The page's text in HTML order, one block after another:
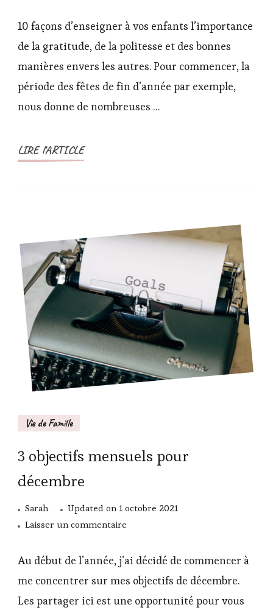
façons
d’enseigner
vos
enfants
l’importance
des
envers
les
autres.
10 façons d’enseigner à vos enfants l’importance
de la gratitude, de la politesse et des bonnes
manières envers les autres. Pour commencer, la
période des fêtes de fin d’année par exemple,
nous donne de nombreuses …
LIRE l'ARTICLE
Vie de Famille
3 objectifs mensuels pour
décembre
Sarah Updated on1 octobre 2021
Laisser un commentaire
objectifs
mensuels
pour
décembre
Au début de l’année, j’ai décidé de commencer à
me concentrer sur mes objectifs de décembre.
Les partager ici est une opportunité pour vous